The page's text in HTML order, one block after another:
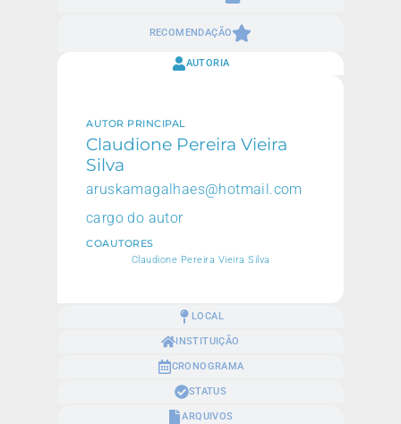
RECOMENDAÇÃO
AUTORIA
LOCAL
INSTITUIÇÃO
CRONOGRAMA
STATUS
ARQUIVOS
AUTOR PRINCIPAL
Claudione Pereira Vieira
Silva
aruskamagalhaes@hotmail.com
cargo do autor
COAUTORES
Claudione Pereira Vieira Silva